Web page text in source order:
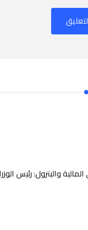
والبترول: رئيس